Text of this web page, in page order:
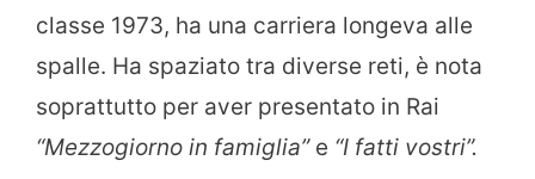
classe 1973, ha una carriera longeva alle
spalle. Ha spaziato tra diverse reti, è nota
soprattutto per aver presentato in Rai
“Mezzogiorno in famiglia” e “I fatti vostri”.